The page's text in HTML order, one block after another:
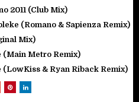
2011 (Club Mix)
(Romano & Sapienza Remix)
Mix)
(Main Metro Remix)
& Ryan Riback Remix)